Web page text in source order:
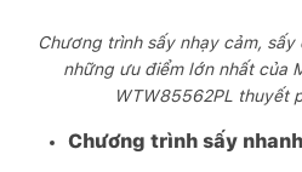
Chương trình sấy nhạy cảm,
những ưu điểm lớn nhất của
WTW85562PL thuyết
Chương trình sấy